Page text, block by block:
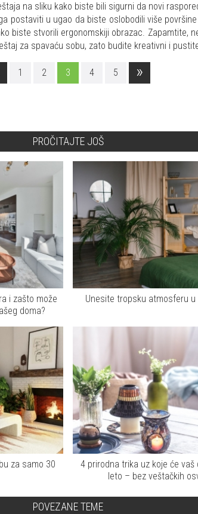
na sliku kako biste bili sigurni da novi
postaviti u ugao da biste oslobodili više
biste stvorili ergonomskiji obrazac. Zapamtite,
za spavaću sobu, zato budite kreativni i
1 2 3 4 5 »
PROČITAJTE JOŠ
i zašto može
doma?
Unesite tropsku atmosferu u
za samo 30
4 prirodna trika uz koje će vaš
leto – bez veštačkih
POVEZANE TEME